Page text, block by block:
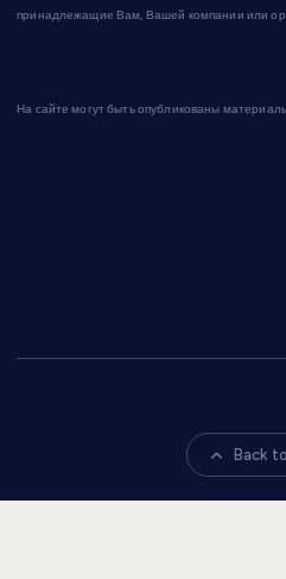
принадлежащие Вам, Вашей компании или
На сайте могут быть опубликованы
Back